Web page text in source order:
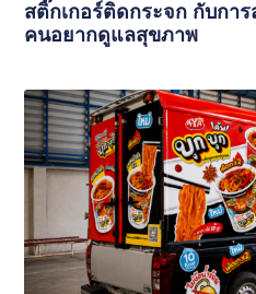
สติ๊กเกอร์ติดกระจก กับกา
คนอยากดูแลสุขภาพ